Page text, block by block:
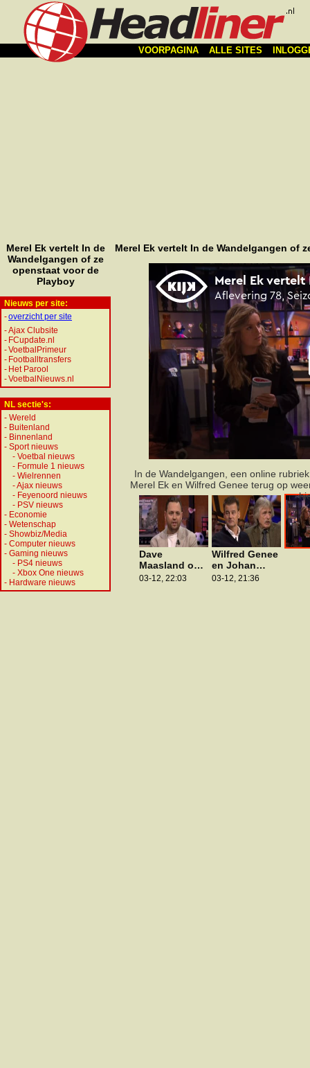
VOORPAGINA ALLE SITES
Merel Ek vertelt In de
Wandelgangen of ze
openstaat voor de
Playboy
Nieuws per site:
-overzicht per site
-Ajax Clubsite
- FCupdate.nl
-VoetbalPrimeur
- Footballtransfers
- Het Parool
-VoetbalNieuws.nl
NL sectie's:
- Wereld
- Buitenland
- Binnenland
- Sport nieuws
- Voetbal nieuws
- Formule 1 nieuws
- Wielrennen
-Ajax nieuws
- Feyenoord nieuws
- PSV nieuws
- Economie
- Wetenschap
- Showbiz/Media
- Computer nieuws
- Gaming nieuws
- PS4 nieuws
- Xbox One nieuws
- Hardware nieuws
Merel Ek vertelt In de Wandelgangen of
In de Wandelgangen, een online
Merel Ek en Wilfred Genee terug op
Dave
Maasland over
relatiebreuk:
03-12, 22:03
Wilfred Genee
en Johan
Derksen
03-12, 21:36